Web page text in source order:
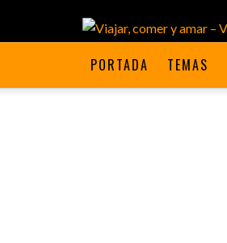
PORTADA TEMAS